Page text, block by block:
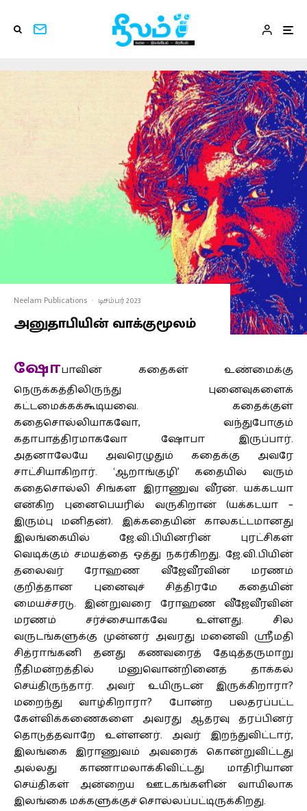
Neelam Publications · டிசம்பர் 2023
அனுதாபியின் வாக்குமூலம்
ஷோபாவின் கதைகள் உண்மைக்கு
நெருக்கத்திலிருந்து புனைவுகளைக்
கட்டமைக்கக்கூடியவை. கதைக்குள்
கதைசொல்லியாகவோ, வந்துபோகும்
கதாபாத்திரமாகவோ ஷோபா இருப்பார்.
அதனாலேயே அவரெழுதும் கதைக்கு அவரே
சாட்சியாகிறார். ‘ஆறாங்குழி’ கதையில் வரும்
கதைசொல்லி சிங்கள இராணுவ வீரன். யக்கடயா
என்கிற புனைபெயரில் வருகிறான் (யக்கடயா –
இரும்பு மனிதன்). இக்கதையின் காலகட்டமானது
இலங்கையில் ஜே.வி.பியினரின் புரட்சிகள்
வெடிக்கும் சமயத்தை ஒத்து நகர்கிறது. ஜே.வி.பியின்
தலைவர் ரோஹண வீஜேவீரவின் மரணம்
குறித்தான புனைவுச் சித்திரமே கதையின்
மையச்சரடு. இன்றுவரை ரோஹண வீஜேவீரவின்
மரணம் சர்ச்சையாகவே உள்ளது. சில
வருடங்களுக்கு முன்னர் அவரது மனைவி ஸ்ரீமதி
சித்ராங்கனி தனது கணவரைத் தேடித்தருமாறு
நீதிமன்றத்தில் மனுவொன்றினைத் தாக்கல்
செய்திருந்தார். அவர் உயிருடன் இருக்கிறாரா?
மறைந்து வாழ்கிறாரா? போன்ற பலதரப்பட்ட
கேள்விக்கணைகளை அவரது ஆதரவு தரப்பினர்
தொடுத்தவாறே உள்ளனர். அவர் இறந்துவிட்டார்,
இலங்கை இராணுவம் அவரைக் கொன்றுவிட்டது
அல்லது காணாமலாக்கிவிட்டது மாதிரியான
செய்திகள் அன்றைய ஊடகங்களின் வாயிலாக
இலங்கை மக்களுக்குச் சொல்லப்பட்டிருக்கிறது.